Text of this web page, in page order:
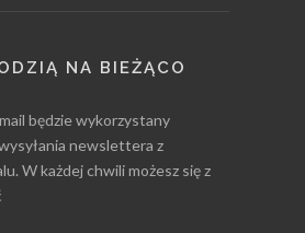
NA BIEŻĄCO
będzie wykorzystany
newslettera z
W każdej chwili możesz się z